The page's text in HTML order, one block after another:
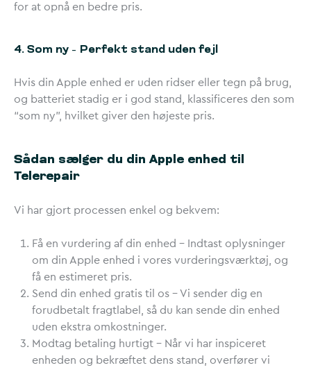
for at opnå en bedre pris.
4. Som ny – Perfekt stand uden fejl
Hvis din Apple enhed er uden ridser eller tegn på brug,
og batteriet stadig er i god stand, klassificeres den som
“som ny”, hvilket giver den højeste pris.
Sådan sælger du din Apple enhed til
Telerepair
Vi har gjort processen enkel og bekvem:
Få en vurdering af din enhed – Indtast oplysninger
om din Apple enhed i vores vurderingsværktøj, og
få en estimeret pris.
Send din enhed gratis til os – Vi sender dig en
forudbetalt fragtlabel, så du kan sende din enhed
uden ekstra omkostninger.
Modtag betaling hurtigt – Når vi har inspiceret
enheden og bekræftet dens stand, overfører vi